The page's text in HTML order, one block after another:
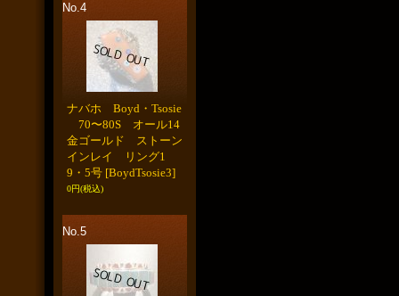
No.4
ナバホ Boyd・Tsosie
70〜80S オール14
金ゴールド ストーン
インレイ リング1
9・5号 [BoydTsosie3]
0円(税込)
No.5